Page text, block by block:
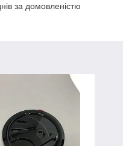
за домовленістю